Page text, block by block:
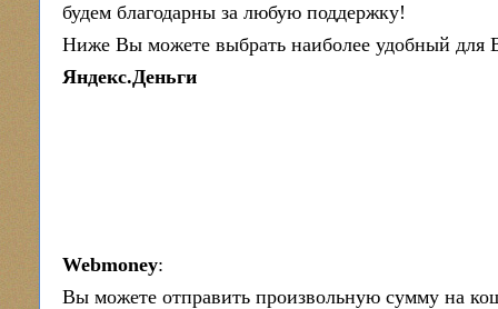
будем благодарны за любую поддержку!
Ниже Вы можете выбрать наиболее удобный для
Яндекс.Деньги
Webmoney:
Вы можете отправить произвольную сумму на